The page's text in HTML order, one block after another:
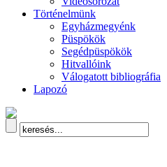
Történelmünk
Egyházmegyénk
Püspökök
Segédpüspökök
Hitvallóink
Válogatott bibliográfia
Lapozó